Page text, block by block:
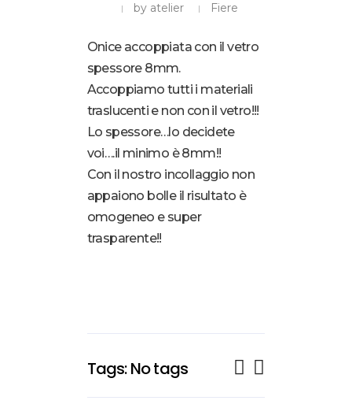
by atelier Fiere
Onice accoppiata con il vetro
spessore 8mm.
Accoppiamo tutti i materiali
traslucenti e non con il vetro!!!
Lo spessore…lo decidete
voi….il minimo è 8mm!!
Con il nostro incollaggio non
appaiono bolle il risultato è
omogeneo e super
trasparente!!
Tags: No tags